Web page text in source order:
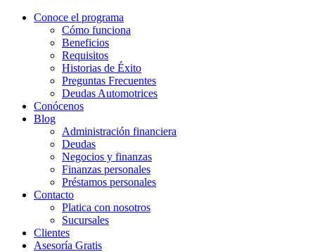
Conoce el programa
Cómo funciona
Beneficios
Requisitos
Historias de Éxito
Preguntas Frecuentes
Deudas Automotrices
Conócenos
Blog
Administración financiera
Deudas
Negocios y finanzas
Finanzas personales
Préstamos personales
Contacto
Platica con nosotros
Sucursales
Clientes
Asesoría Gratis